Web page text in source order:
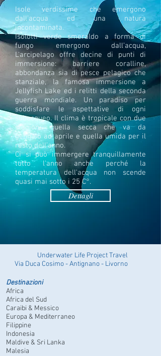
Isole verdissime che emergono
dall’acqua ed una natura
incontaminata.
Isolotti verde smeraldo a forma di
fungo emergono dall’acqua,
L'arcipelago offre decine di punti di
immersione: barriere coralline,
abbondanza sia di pesce pelagico che
stanziale, la famosa immersione a
Jellyfish Lake ed i relitti della seconda
guerra mondiale. Un paradiso per
soddisfare le aspettative di ogni
subacqueo. Il clima è tropicale con due
stagioni: quella secca che va da
gennaio ad aprile e quella umida per il
resto dell’anno.
Ci si può immergere tranquillamente
tutto l'anno anche perché la
temperatura dell'acqua non scende
quasi mai sotto i 25 C°.
Dettagli
Underwater Life Project Travel
Duca Cosimo - Antignano - Livorno
Destinazioni
Africa
Africa del Sud
Caraibi & Messico
Europa & Mediterraneo
Filippine
Indonesia
Maldive & Sri Lanka
Malesia